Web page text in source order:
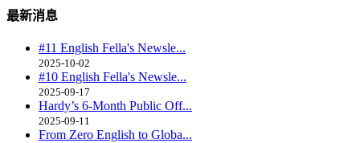
最新消息
#11 English Fella's Newsle...
2025-10-02
#10 English Fella's Newsle...
2025-09-17
Hardy’s 6-Month Public Off...
2025-09-11
From Zero English to Globa...